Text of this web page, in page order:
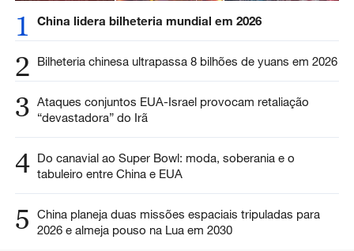
1 China lidera bilheteria mundial em 2026
2 Bilheteria chinesa ultrapassa 8 bilhões de yuans em 2026
3 Ataques conjuntos EUA-Israel provocam retaliação
“devastadora” do Irã
4 Do canavial ao Super Bowl: moda, soberania e o
tabuleiro entre China e EUA
5
China planeja duas missões espaciais tripuladas para
2026 e almeja pouso na Lua em 2030